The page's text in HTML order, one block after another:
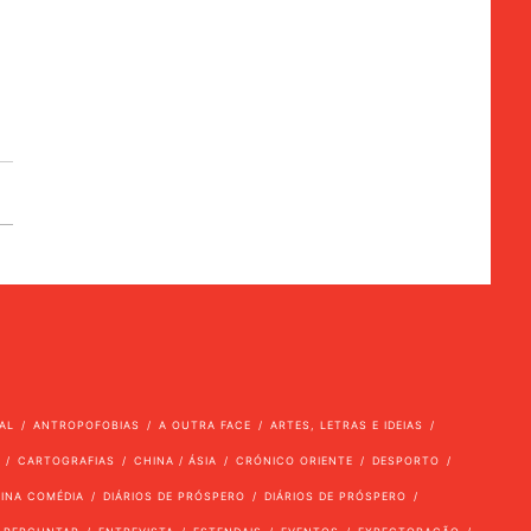
ANTROPOFOBIAS A OUTRA FACE ARTES, LETRAS E IDEIAS
CARTOGRAFIAS CHINA / ÁSIA CRÓNICO ORIENTE DESPORTO
COMÉDIA DIÁRIOS DE PRÓSPERO DIÁRIOS DE PRÓSPERO